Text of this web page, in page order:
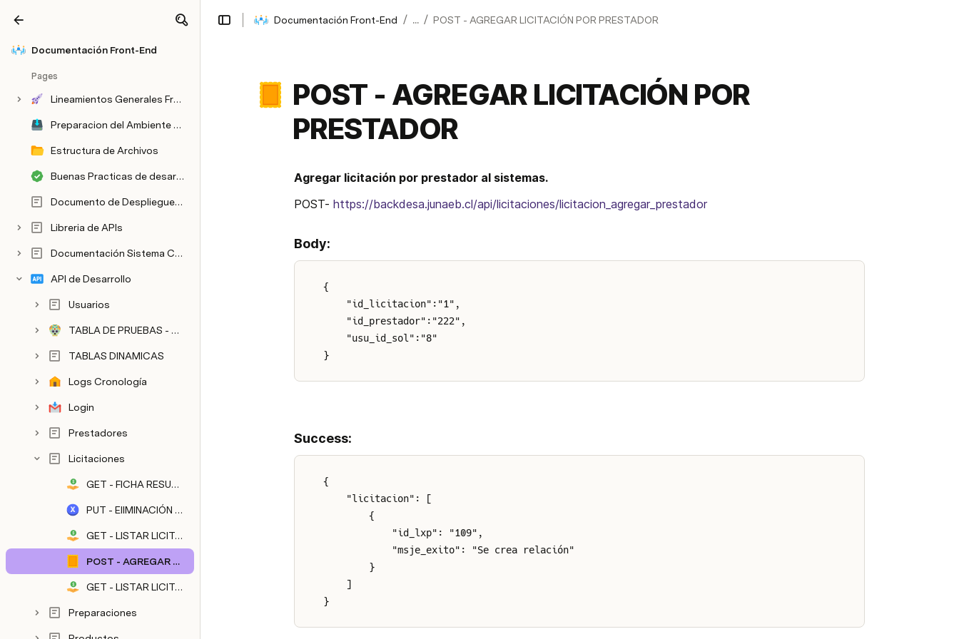
Documentación Front-End
Pages
Lineamientos Generales Front-end
Preparacion del Ambiente de Desarollo
Estructura de Archivos
Buenas Practicas de desarrollo
Documento de Despliegue de Proyecto a un Servidor
Libreria de APIs
Documentación Sistema Centralizado JUNAEB
API de Desarrollo
Usuarios
TABLA DE PRUEBAS - SIGESREGISTROCIVIL
TABLAS DINAMICAS
Logs Cronología
Login
Prestadores
Licitaciones
GET - FICHA RESUMEN
PUT - ElIMINACIÓN LICITACION X PRESTADOR
GET - LISTAR LICITACIONES PRESTADORES
POST - AGREGAR LICITACIÓN POR PRESTADOR
GET - LISTAR LICITACIONES
Preparaciones
Documentación Front-End / ... / POST - AGREGAR LICITACIÓN POR PRESTADOR
POST - AGREGAR LICITACIÓN POR
PRESTADOR
Agregar licitación por prestador al sistemas.
POST- https://backdesa.junaeb.cl/api/licitaciones/licitacion_agregar_prestador
Body:
{
    "id_licitacion":"1",
    "id_prestador":"222",
    "usu_id_sol":"8"
}
Success:
{
    "licitacion": [
        {
            "id_lxp": "109",
            "msje_exito": "Se crea relación"
        }
    ]
}